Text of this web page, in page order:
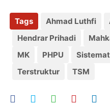
Tags Ahmad Luthfi
Hendrar Prihadi
MK
PHPU
Terstruktur
TSM